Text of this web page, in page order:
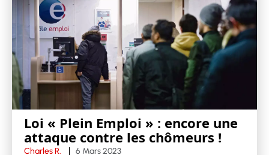
Loi « Plein Emploi » : encore une
attaque contre les chômeurs !
Charles R. 6 Mars 2023